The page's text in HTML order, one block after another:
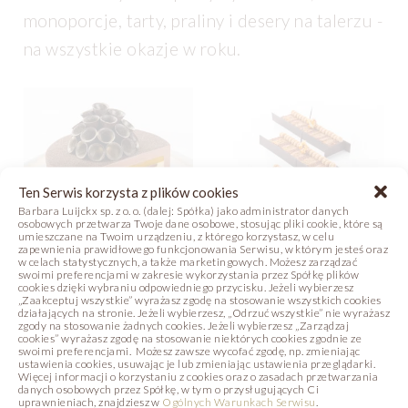
Ten Serwis korzysta z plików cookies
Barbara Luijckx sp. z o. o. (dalej: Spółka) jako administrator danych
osobowych przetwarza Twoje dane osobowe, stosując pliki cookie, które są
umieszczane na Twoim urządzeniu, z którego korzystasz, w celu
zapewnienia prawidłowego funkcjonowania Serwisu, w którym jesteś oraz
w celach statystycznych, a także marketingowych. Możesz zarządzać
swoimi preferencjami w zakresie wykorzystania przez Spółkę plików
cookies dzięki wybraniu odpowiedniego przycisku. Jeżeli wybierzesz
„Zaakceptuj wszystkie” wyrażasz zgodę na stosowanie wszystkich cookies
działających na stronie. Jeżeli wybierzesz, „Odrzuć wszystkie” nie wyrażasz
zgody na stosowanie żadnych cookies. Jeżeli wybierzesz „Zarządzaj
cookies” wyrażasz zgodę na stosowanie niektórych cookies zgodnie ze
swoimi preferencjami. Możesz zawsze wycofać zgodę, np. zmieniając
ustawienia cookies, usuwając je lub zmieniając ustawienia przeglądarki.
Więcej informacji o korzystaniu z cookies oraz o zasadach przetwarzania
danych osobowych przez Spółkę, w tym o przysługujących Ci
uprawnieniach, znajdziesz w Ogólnych Warunkach Serwisu
monoporcje, tarty, praliny i desery na talerzu -
na wszystkie okazje w roku.
TORT NO. 56
Zdjęcie Receptura
MONO ROYAL
COFFEE
Zdjęcie Receptura